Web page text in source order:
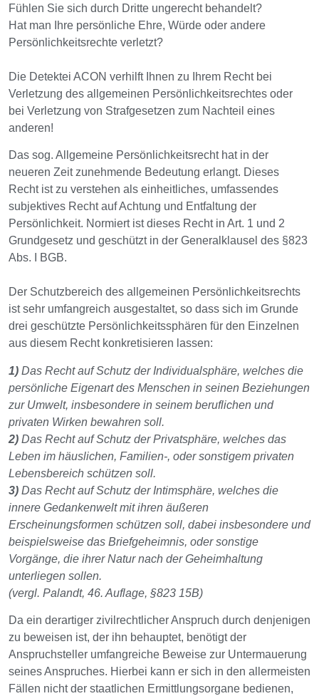
Fühlen Sie sich durch Dritte ungerecht behandelt?
Hat man Ihre persönliche Ehre, Würde oder andere
Persönlichkeitsrechte verletzt?
Die Detektei ACON verhilft Ihnen zu Ihrem Recht bei
Verletzung des allgemeinen Persönlichkeitsrechtes oder
bei Verletzung von Strafgesetzen zum Nachteil eines
anderen!
Das sog. Allgemeine Persönlichkeitsrecht hat in der
neueren Zeit zunehmende Bedeutung erlangt. Dieses
Recht ist zu verstehen als einheitliches, umfassendes
subjektives Recht auf Achtung und Entfaltung der
Persönlichkeit. Normiert ist dieses Recht in Art. 1 und 2
Grundgesetz und geschützt in der Generalklausel des §823
Abs. I BGB.
Der Schutzbereich des allgemeinen Persönlichkeitsrechts
ist sehr umfangreich ausgestaltet, so dass sich im Grunde
drei geschützte Persönlichkeitssphären für den Einzelnen
aus diesem Recht konkretisieren lassen:
1) Das Recht auf Schutz der Individualsphäre, welches die
persönliche Eigenart des Menschen in seinen Beziehungen
zur Umwelt, insbesondere in seinem beruflichen und
privaten Wirken bewahren soll.
2) Das Recht auf Schutz der Privatsphäre, welches das
Leben im häuslichen, Familien-, oder sonstigem privaten
Lebensbereich schützen soll.
3) Das Recht auf Schutz der Intimsphäre, welches die
innere Gedankenwelt mit ihren äußeren
Erscheinungsformen schützen soll, dabei insbesondere und
beispielsweise das Briefgeheimnis, oder sonstige
Vorgänge, die ihrer Natur nach der Geheimhaltung
unterliegen sollen.
(vergl. Palandt, 46. Auflage, §823 15B)
Da ein derartiger zivilrechtlicher Anspruch durch denjenigen
zu beweisen ist, der ihn behauptet, benötigt der
Anspruchsteller umfangreiche Beweise zur Untermauerung
seines Anspruches. Hierbei kann er sich in den allermeisten
Fällen nicht der staatlichen Ermittlungsorgane bedienen,